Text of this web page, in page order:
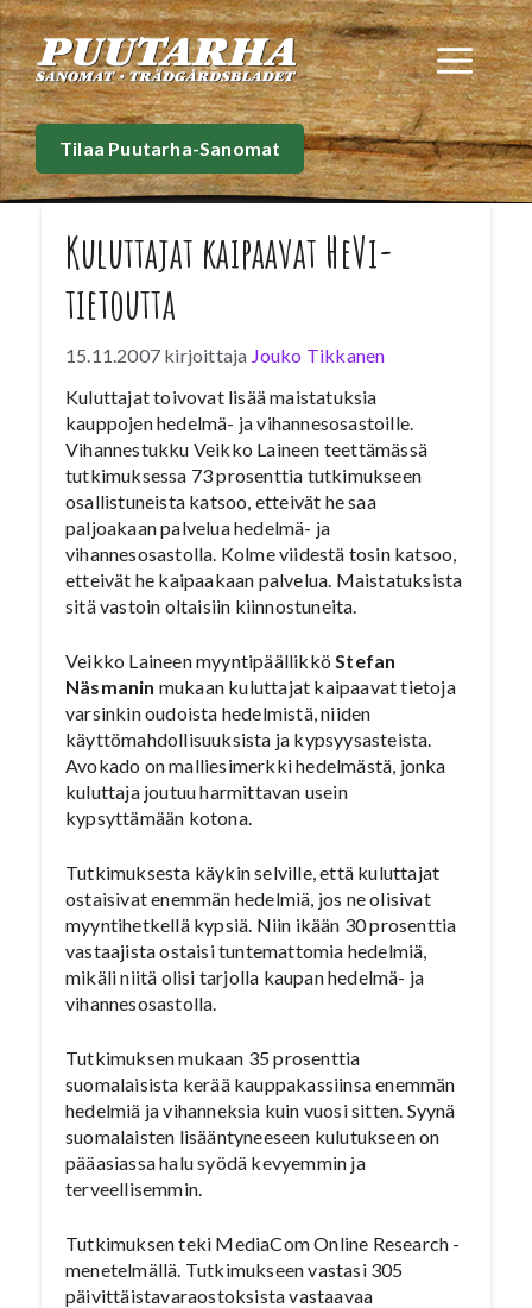
Siirry
sisältöön
Tilaa Puutarha-Sanomat
Kuluttajat kaipaavat HeVi-
tietoutta
15.11.2007 kirjoittaja Jouko Tikkanen
Kuluttajat toivovat lisää maistatuksia
kauppojen hedelmä- ja vihannesosastoille.
Vihannestukku Veikko Laineen teettämässä
tutkimuksessa 73 prosenttia tutkimukseen
osallistuneista katsoo, etteivät he saa
paljoakaan palvelua hedelmä- ja
vihannesosastolla. Kolme viidestä tosin katsoo,
etteivät he kaipaakaan palvelua. Maistatuksista
sitä vastoin oltaisiin kiinnostuneita.
Veikko Laineen myyntipäällikköStefan
Näsmanin mukaan kuluttajat kaipaavat tietoja
varsinkin oudoista hedelmistä, niiden
käyttömahdollisuuksista ja kypsyysasteista.
Avokado on malliesimerkki hedelmästä, jonka
kuluttaja joutuu harmittavan usein
kypsyttämään kotona.
Tutkimuksesta käykin selville, että kuluttajat
ostaisivat enemmän hedelmiä, jos ne olisivat
myyntihetkellä kypsiä. Niin ikään 30 prosenttia
vastaajista ostaisi tuntemattomia hedelmiä,
mikäli niitä olisi tarjolla kaupan hedelmä- ja
vihannesosastolla.
Tutkimuksen mukaan 35 prosenttia
suomalaisista kerää kauppakassiinsa enemmän
hedelmiä ja vihanneksia kuin vuosi sitten. Syynä
suomalaisten lisääntyneeseen kulutukseen on
pääasiassa halu syödä kevyemmin ja
terveellisemmin.
Tutkimuksen teki MediaCom Online Research -
menetelmällä. Tutkimukseen vastasi 305
päivittäistavaraostoksista vastaavaa